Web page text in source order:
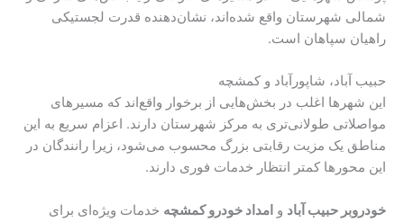
شمالی شهرستان واقع شده‌اند، نشان‌دهنده قدرت لجستیکی
راهیان سپاهان است.
حبیب آباد، شاپورآباد و کمشچه
این شهرها اغلب در بخش‌هایی از برخوار واقع‌اند که مسیرهای
مواصلاتی طولانی‌تری به مرکز شهرستان دارند. اعزام سریع به این
مناطق یک مزیت رقابتی بزرگ محسوب می‌شود، زیرا رانندگان در
این محورها کمتر انتظار خدمات فوری دارند.
خودروبر حبیب آباد و امداد خودرو کمشچه خدمات ویژه‌ای برای